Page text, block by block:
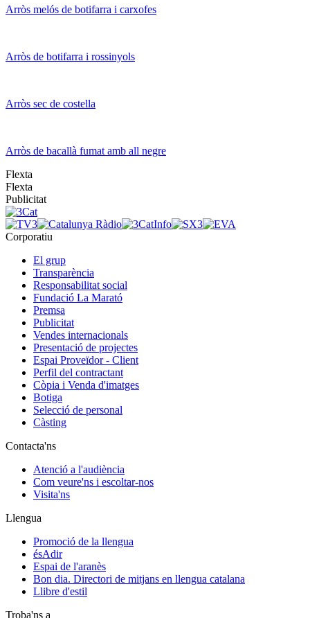
Arròs melós de botifarra i carxofes
Arròs de botifarra i rossinyols
Arròs sec de costella
Arròs de bacallà fumat amb all negre
Flexta
Flexta
Publicitat
Corporatiu
El grup
Transparència
Responsabilitat social
Fundació La Marató
Premsa
Publicitat
Vendes internacionals
Presentació de projectes
Espai Proveïdor - Client
Perfil del contractant
Còpia i Venda d'imatges
Botiga
Selecció de personal
Càsting
Contacta'ns
Atenció a l'audiència
Com veure'ns i escoltar-nos
Visita'ns
Llengua
Promoció de la llengua
ésAdir
Espai de l'aranès
Bon dia. Directori de mitjans en llengua catalana
Llibre d'estil
Troba'ns a